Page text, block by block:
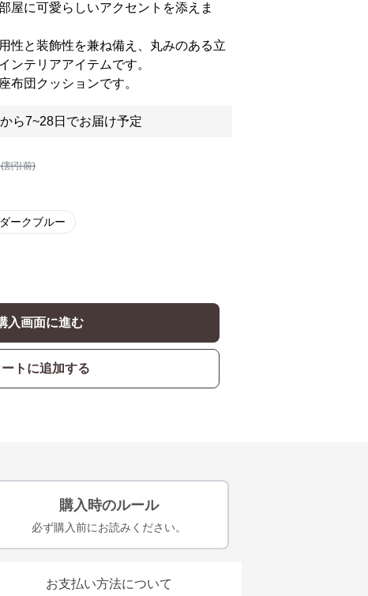
屋に可愛らしいアクセントを添えま
性と装飾性を兼ね備え、丸みのある立
ンテリアアイテムです。
布団クッションです。
ら7~28日でお届け予定
割引前)
ダークブルー
入画面に進む
ートに追加する
購入時のルール
必ず購入前にお読みください。
お支払い方法について